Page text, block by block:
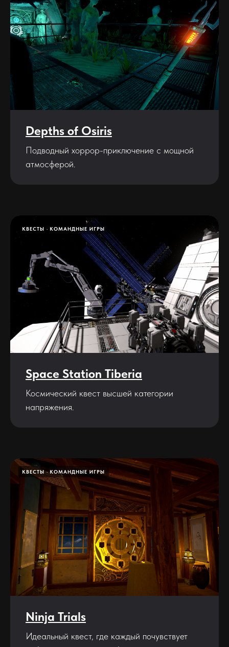
Depths of Osiris
Подводный хоррор-приключение с мощной
атмосферой.
КВЕСТЫ КОМАНДНЫЕ ИГРЫ
Space Station Tiberia
Космический квест высшей категории
напряжения.
КВЕСТЫ КОМАНДНЫЕ ИГРЫ
Ninja Trials
Идеальный квест, где каждый почувствует